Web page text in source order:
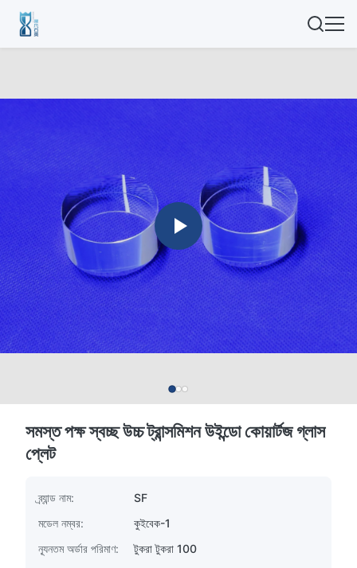
সমস্ত পক্ষ স্বচ্ছ উচ্চ ট্রান্সমিশন উইন্ডো কোয়ার্টজ গ্লাস
প্লেট
ব্র্যান্ড নাম:
SF
মডেল নম্বর:
কুইবেক-1
ন্যূনতম অর্ডার পরিমাণ:
টুকরা টুকরা 100